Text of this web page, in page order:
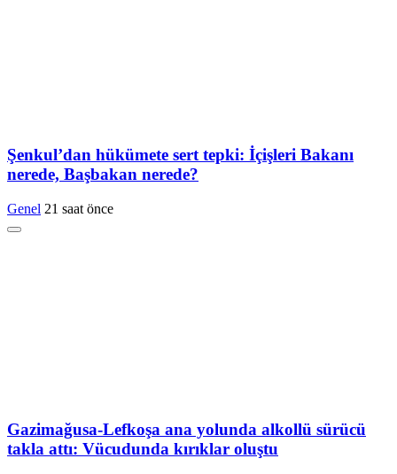
Şenkul’dan hükümete sert tepki: İçişleri Bakanı
nerede, Başbakan nerede?
Genel 21 saat önce
Gazimağusa-Lefkoşa ana yolunda alkollü sürücü
takla attı: Vücudunda kırıklar oluştu